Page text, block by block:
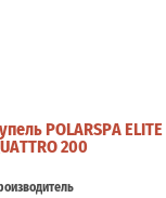
POLARSPA ELITE
200